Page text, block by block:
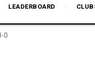
LEADERBOARD
0